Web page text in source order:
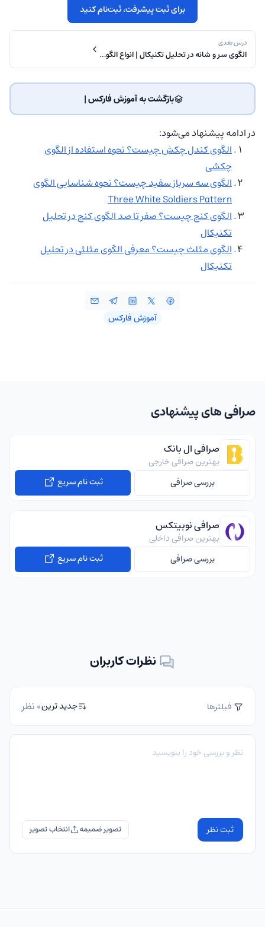
برای ثبت پیشرفت، ثبت‌نام کنید
درس بعدی
الگوی سر و شانه در تحلیل تکنیکال | انواع الگو…
بازگشت به آموزش فارکس | ‌
در ادامه پیشنهاد می‌شود:
الگوی کندل چکش چیست؟ نحوه استفاده از الگوی
چکشی
الگوی سه سرباز سفید چیست؟ نحوه شناسایی الگوی
Three White Soldiers Pattern
الگوی کنج چیست؟ صفر تا صد الگوی کنج در تحلیل
تکنیکال
الگوی مثلث چیست؟ معرفی الگوی مثلثی در تحلیل
تکنیکال
آموزش فارکس
صرافی های پیشنهادی
صرافی ال بانک
بهترین صرافی خارجی
بررسی صرافی
ثبت نام سریع
صرافی نوبیتکس
بهترین صرافی داخلی
بررسی صرافی
ثبت نام سریع
نظرات کاربران
فیلترها جدید ترین0 نظر
ثبت نظر تصویر ضمیمه